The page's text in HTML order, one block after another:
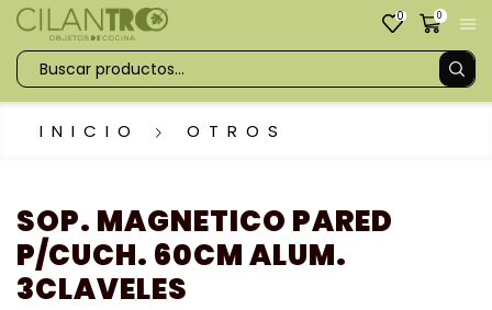
0 0
INICIO OTROS
SOP. MAGNETICO PARED
P/CUCH. 60CM ALUM.
3CLAVELES